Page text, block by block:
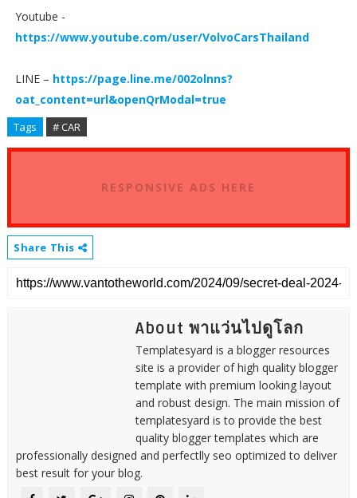
Youtube -
https://www.youtube.com/user/VolvoCarsThailand
LINE – https://page.line.me/002olnns?
oat_content=url&openQrModal=true
Tags # CAR
RESPONSIVE ADS HERE
Share This
About พาแว่นไปดูโลก
Templatesyard is a blogger resources
site is a provider of high quality blogger
template with premium looking layout
and robust design. The main mission of
templatesyard is to provide the best
quality blogger templates which are
professionally designed and perfectlly seo optimized to deliver
best result for your blog.